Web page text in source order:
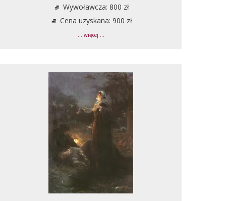
Wywoławcza: 800 zł
Cena uzyskana: 900 zł
... więcej ...